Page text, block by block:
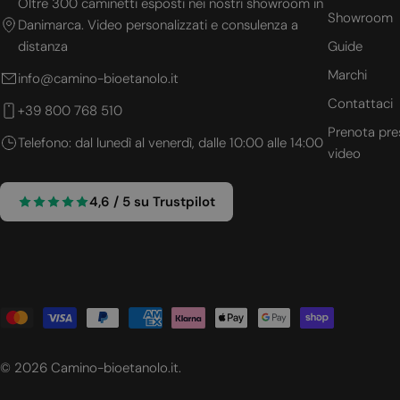
u
e
o
Oltre 300 caminetti esposti nei nostri showroom in
Danimarca. Video personalizzati e consulenza a
distanza
info@camino-bioetanolo.it
+39 800 768 510
Telefono: dal lunedì al venerdì, dalle 10:00 alle 14:00
4,6 / 5 su Trustpilot
Showroom
Guide
Marchi
Contattaci
Prenota
video
Metodi
pagamento
© 2026 Camino-bioetanolo.it.